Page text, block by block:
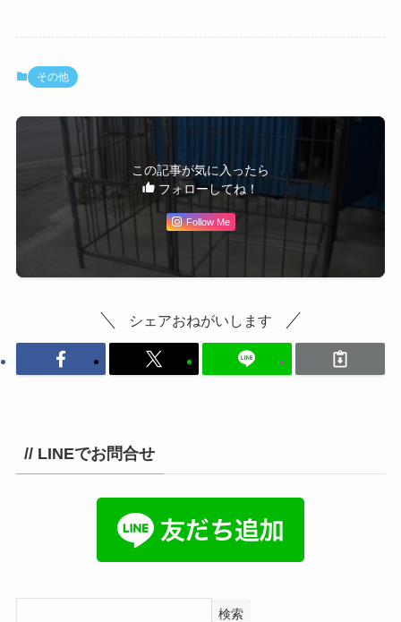
その他
この記事が気に入ったら
フォローしてね！
Follow Me
シェアおねがいします
// LINEでお問合せ
検索